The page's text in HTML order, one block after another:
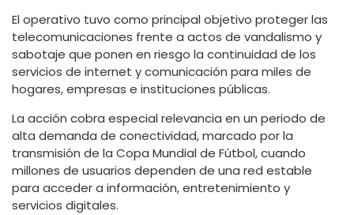
El operativo tuvo como principal objetivo proteger las
telecomunicaciones frente a actos de vandalismo y
sabotaje que ponen en riesgo la continuidad de los
servicios de internet y comunicación para miles de
hogares, empresas e instituciones públicas.
La acción cobra especial relevancia en un periodo de
alta demanda de conectividad, marcado por la
transmisión de la Copa Mundial de Fútbol, cuando
millones de usuarios dependen de una red estable
para acceder a información, entretenimiento y
servicios digitales.